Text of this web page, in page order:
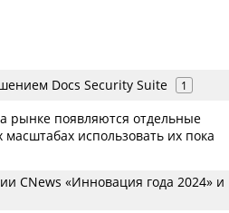
Docs Security Suite 1
рынке появляются отдельные
использовать их пока
CNews «Инновация года 2024» и